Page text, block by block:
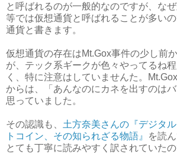
と呼ばれるのが一般的なのですが、な
等では仮想通貨と呼ばれることが多い
通貨と書きます。
仮想通貨の存在はMt.Gox事件の少し前
が、テック系ギークが色々やってるね
く、特に注意はしていませんた。
からは、「あんなのにカネを出すのは
思っていました。
その認識も、 土方奈美さんの『デジタ
トコイン、その知られざる物語』
を読
とても丁寧に読みやすく訳されていた